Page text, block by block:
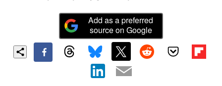
Add as a preferred
source on Google